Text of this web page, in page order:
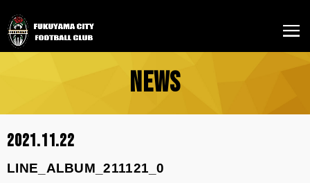
NEWS
2021.11.22
LINE_ALBUM_211121_0